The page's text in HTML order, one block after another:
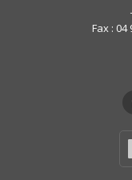
Fax : 04